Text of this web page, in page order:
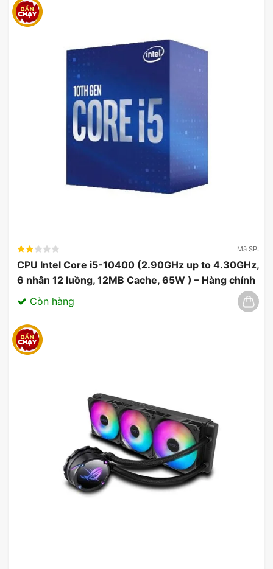
Mã SP:
CPU Intel Core i5-10400 (2.90GHz up to 4.30GHz,
6 nhân 12 luồng, 12MB Cache, 65W ) – Hàng chính
hãng 03/2025
Còn hàng